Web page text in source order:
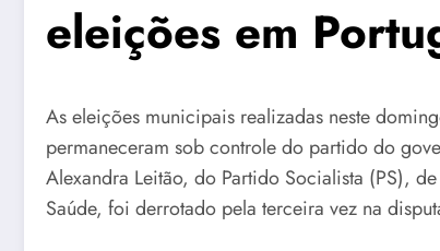
eleições em
As eleições municipais realizadas neste
permaneceram sob controle do partido do
Alexandra Leitão, do Partido Socialista (PS),
Saúde, foi derrotado pela terceira vez na